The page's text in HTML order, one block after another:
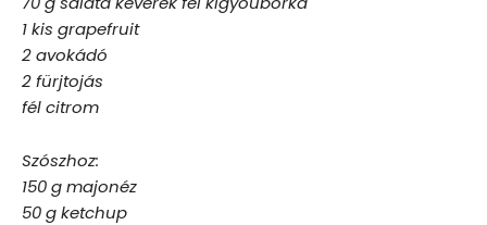
1 kis grapefruit
2 avokádó
2 fürjtojás
fél citrom
Szószhoz:
150 g majonéz
50 g ketchup